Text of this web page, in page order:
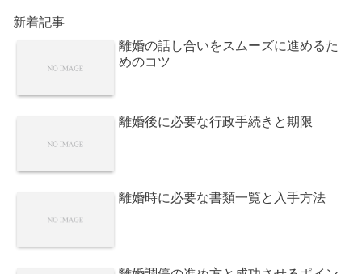
新着記事
離婚の話し合いをスムーズに進めるた
めのコツ
離婚後に必要な行政手続きと期限
離婚時に必要な書類一覧と入手方法